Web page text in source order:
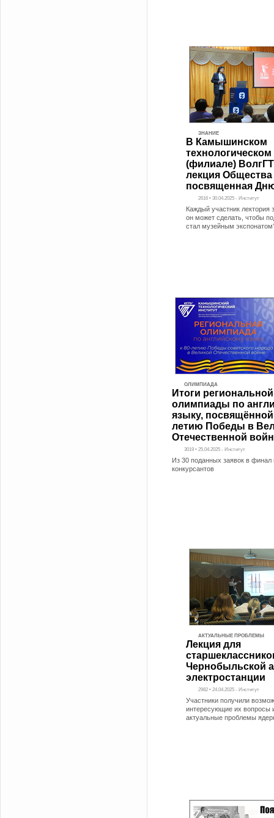
ЗНАНИЕ
В Камышинском
технологическом
(филиале)
лекция
посвященная
2616 • 30.04.2025 - Институт
Каждый участник лектория
он может сделать, чтобы
стал музейным
ОЛИМПИАДА
Итоги региональной
олимпиады по
языку, посвящённой
летию Победы в
Отечественной
3019 • 25.04.2025 - Институт
Из 30 поданных заявок в
конкурсантов
АКТУАЛЬНЫЕ ПРОБЛЕМЫ
Лекция для
Чернобыльской
электростанции
2982 • 24.04.2025 - Институт
Участники получили
интересующие их вопросы
актуальные проблемы